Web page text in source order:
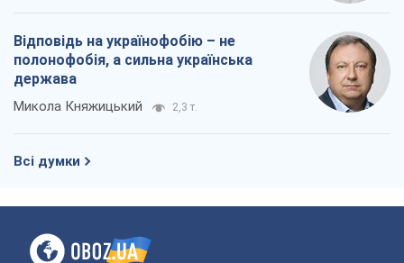
Відповідь на українофобію – не
полонофобія, а сильна українська
держава
Микола Княжицький 2,3 т.
Всі думки